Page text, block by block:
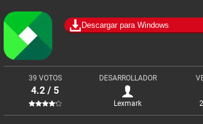
Descargar para Windows
39 VOTOS
4.2 / 5
DESARROLLADOR
Lexmark